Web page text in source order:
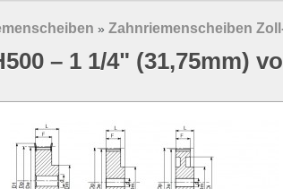
» Zahnriemenscheiben
– 1 1/4" (31,75mm)